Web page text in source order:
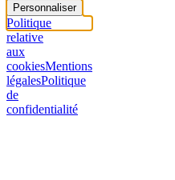
Personnaliser
Politique
relative
aux
cookiesMentions
légalesPolitique
de
confidentialité